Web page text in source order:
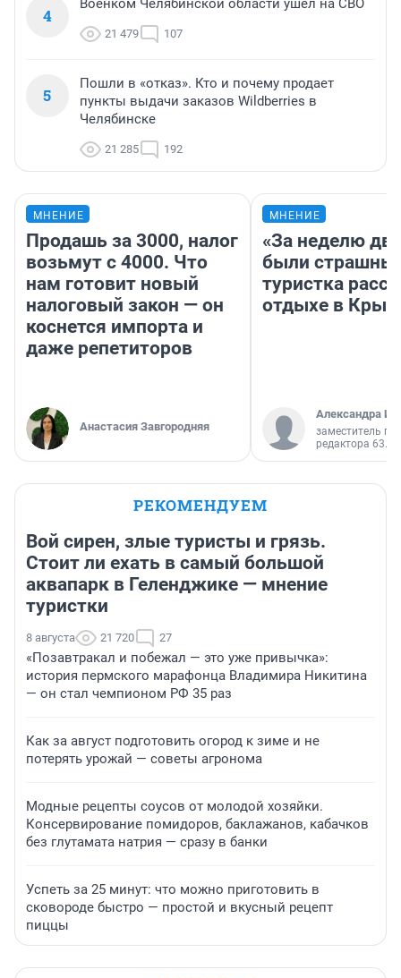
4
Военком Челябинской области ушел на СВО
21 479 107
5
Пошли в «отказ». Кто и почему продает
пункты выдачи заказов Wildberries в
Челябинске
21 285 192
МНЕНИЕ
Продашь за 3000, налог
возьмут с 4000. Что
нам готовит новый
налоговый закон — он
коснется импорта и
даже репетиторов
Анастасия Завгородняя
МНЕНИЕ
«За неделю
были
туристка
отдыхе в
Александра
заместитель
редактора 63.RU
РЕКОМЕНДУЕМ
Вой сирен, злые туристы и грязь.
Стоит ли ехать в самый большой
аквапарк в Геленджике — мнение
туристки
8 августа 21 720 27
«Позавтракал и побежал — это уже привычка»:
история пермского марафонца Владимира Никитина
— он стал чемпионом РФ 35 раз
Как за август подготовить огород к зиме и не
потерять урожай — советы агронома
Модные рецепты соусов от молодой хозяйки.
Консервирование помидоров, баклажанов, кабачков
без глутамата натрия — сразу в банки
Успеть за 25 минут: что можно приготовить в
сковороде быстро — простой и вкусный рецепт
пиццы